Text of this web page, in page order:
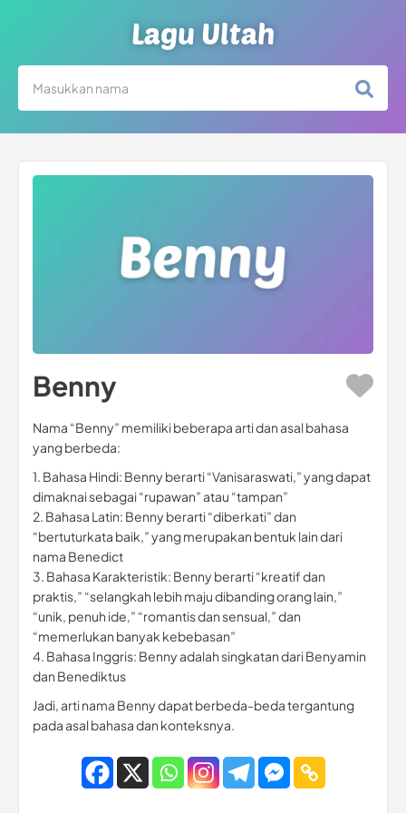
Lagu Ultah
Benny
Nama “Benny” memiliki beberapa arti dan asal bahasa
yang berbeda:
1. Bahasa Hindi: Benny berarti “Vanisaraswati,” yang dapat
dimaknai sebagai “rupawan” atau “tampan”
2. Bahasa Latin: Benny berarti “diberkati” dan
“bertuturkata baik,” yang merupakan bentuk lain dari
nama Benedict
3. Bahasa Karakteristik: Benny berarti “kreatif dan
praktis,” “selangkah lebih maju dibanding orang lain,”
“unik, penuh ide,” “romantis dan sensual,” dan
“memerlukan banyak kebebasan”
4. Bahasa Inggris: Benny adalah singkatan dari Benyamin
dan Benediktus
Jadi, arti nama Benny dapat berbeda-beda tergantung
pada asal bahasa dan konteksnya.